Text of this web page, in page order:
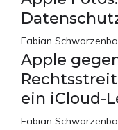
Fabian
Apple
ein iCloud-
Fabian